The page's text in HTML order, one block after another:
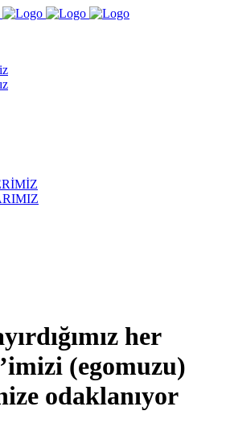
her
(egomuzu)
odaklanıyor